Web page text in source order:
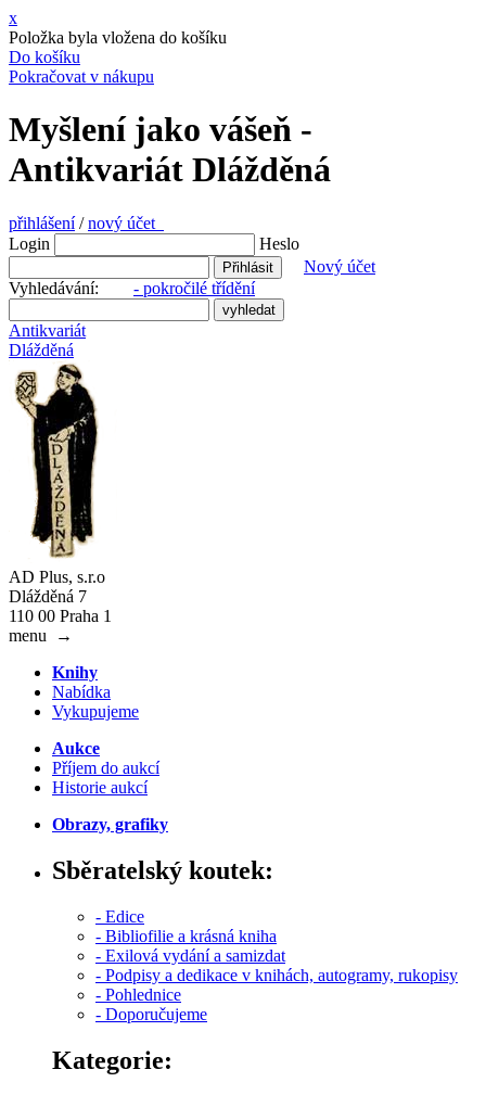
x
Položka byla vložena do košíku
Do košíku
Pokračovat v nákupu
Myšlení jako vášeň -
Antikvariát Dlážděná
přihlášení/nový účet
Login
Heslo
Nový účet
Vyhledávání: - pokročilé třídění
Antikvariát
Dlážděná
AD Plus, s.r.o
Dlážděná 7
110 00 Praha 1
menu
→
Knihy
Nabídka
Vykupujeme
Aukce
Příjem do aukcí
Historie aukcí
Obrazy, grafiky
Sběratelský koutek:
- Edice
- Bibliofilie a krásná kniha
- Exilová vydání a samizdat
- Podpisy a dedikace v knihách, autogramy, rukopisy
- Pohlednice
- Doporučujeme
Kategorie: